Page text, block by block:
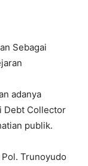
Sebagai
adanya
Debt Collector
publik.
Trunoyudo